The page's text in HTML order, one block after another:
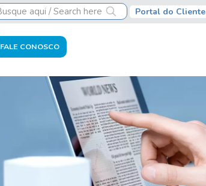
Portal do Cliente
FALE CONOSCO